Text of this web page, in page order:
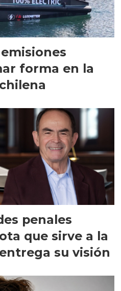
forma en la
penales
que sirve a la
su visión